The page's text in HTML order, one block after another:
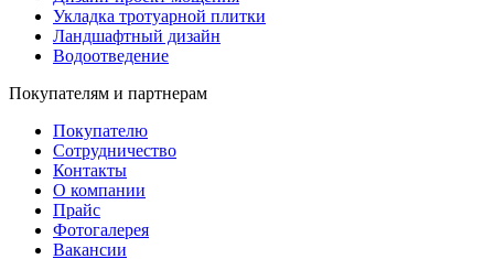
Укладка тротуарной плитки
Ландшафтный дизайн
Водоотведение
Покупателям и партнерам
Покупателю
Сотрудничество
Контакты
О компании
Прайс
Фотогалерея
Вакансии